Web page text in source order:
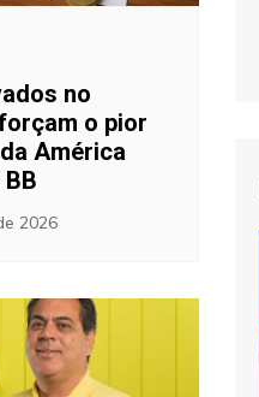
no
o pior
América
2026